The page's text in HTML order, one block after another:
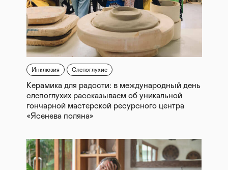
Инклюзия Слепоглухие
Керамика для радости: в международный день
слепоглухих рассказываем об уникальной
гончарной мастерской ресурсного центра
«Ясенева поляна»